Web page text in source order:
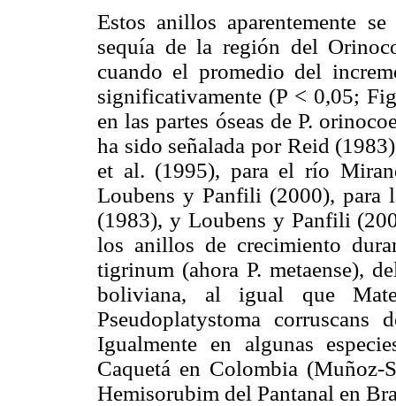
Estos anillos aparentemente
sequía de la región del
cuando el promedio del
significativamente (P < 0,05;
en las partes óseas de P.
ha sido señalada por Reid
et al. (1995), para el río
Loubens y Panfili (2000), para
(1983), y Loubens y Panfili
los anillos de crecimiento
tigrinum (ahora P. metaense),
boliviana, al igual que
Pseudoplatystoma
Igualmente en algunas
Caquetá en Colombia
Hemisorubim del Pantanal en